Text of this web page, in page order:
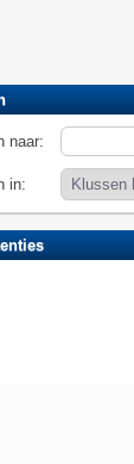
naar:
in: